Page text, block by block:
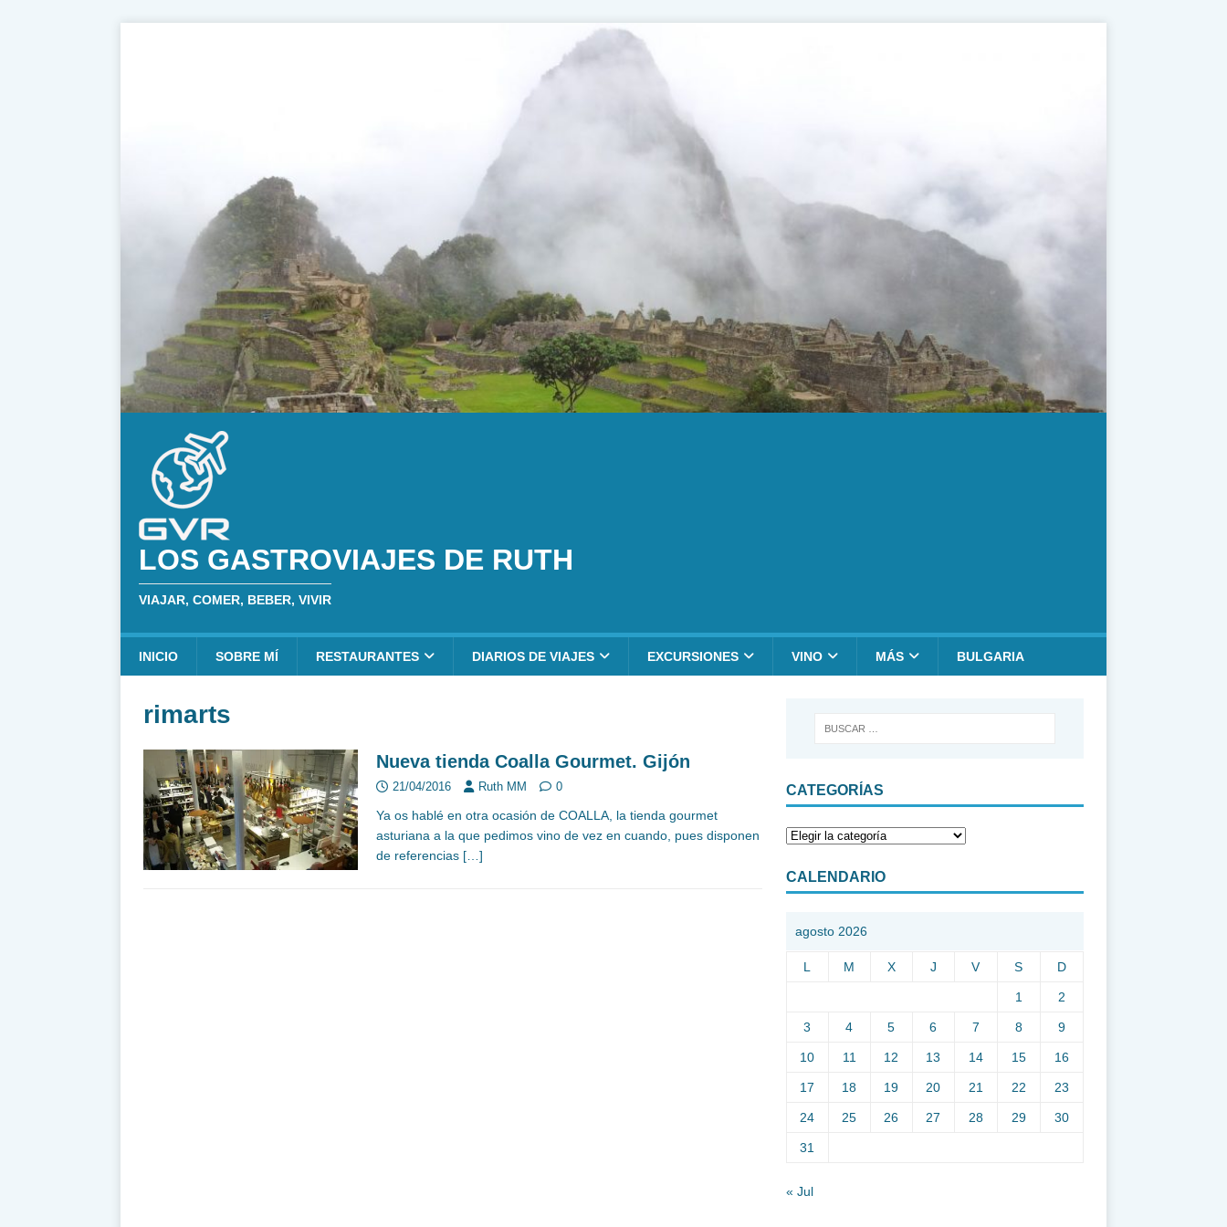
LOS GASTROVIAJES DE RUTH
VIAJAR, COMER, BEBER, VIVIR
INICIO SOBRE MÍ RESTAURANTES DIARIOS DE VIAJES EXCURSIONES VINO MÁS BULGARIA
rimarts
Nueva tienda Coalla Gourmet. Gijón
21/04/2016 Ruth MM 0
Ya os hablé en otra ocasión de COALLA, la tienda gourmet
asturiana a la que pedimos vino de vez en cuando, pues disponen
de referencias […]
CATEGORÍAS
CALENDARIO
agosto 2026
L M X J V S D
1 2
3 4 5 6 7 8 9
10 11 12 13 14 15 16
17 18 19 20 21 22 23
24 25 26 27 28 29 30
31
« Jul